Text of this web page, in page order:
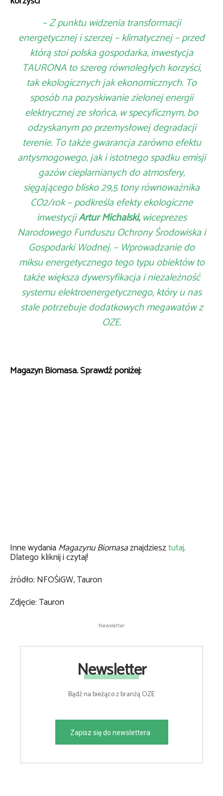
– Z punktu widzenia transformacji
energetycznej i szerzej – klimatycznej – przed
którą stoi polska gospodarka, inwestycja
TAURONA to szereg równoległych korzyści,
tak ekologicznych jak ekonomicznych. To
sposób na pozyskiwanie zielonej energii
elektrycznej ze słońca, w specyficznym, bo
odzyskanym po przemysłowej degradacji
terenie. To także gwarancja zarówno efektu
antysmogowego, jak i istotnego spadku emisji
gazów cieplarnianych do atmosfery,
sięgającego blisko 29,5 tony równoważnika
CO2/rok – podkreśla efekty ekologiczne
inwestycjiArtur Michalski,wiceprezes
Narodowego Funduszu Ochrony Środowiska i
Gospodarki Wodnej. – Wprowadzanie do
miksu energetycznego tego typu obiektów to
także większa dywersyfikacja i niezależność
systemu elektroenergetycznego, który u nas
stale potrzebuje dodatkowych megawatów z
OZE.
Magazyn Biomasa. Sprawdź poniżej:
Inne wydaniaMagazynu Biomasaznajdziesztutaj.
Dlatego kliknij i czytaj!
źródło: NFOŚiGW, Tauron
Zdjęcie: Tauron
Newsletter
Newsletter
Bądź na bieżąco z branżą OZE
Zapisz się do newslettera